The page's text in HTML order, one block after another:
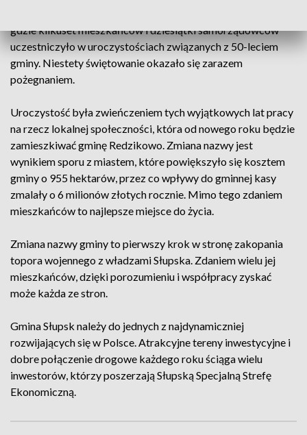
gdzie kilkuset mieszkańców i dziesiątki samorządowców
uczestniczyło w uroczystościach związanych z 50-leciem
gminy. Niestety świętowanie okazało się zarazem
pożegnaniem.
Uroczystość była zwieńczeniem tych wyjątkowych lat pracy
na rzecz lokalnej społeczności, która od nowego roku będzie
zamieszkiwać gminę Redzikowo. Zmiana nazwy jest
wynikiem sporu z miastem, które powiększyło się kosztem
gminy o 955 hektarów, przez co wpływy do gminnej kasy
zmalały o 6 milionów złotych rocznie. Mimo tego zdaniem
mieszkańców to najlepsze miejsce do życia.
Zmiana nazwy gminy to pierwszy krok w stronę zakopania
topora wojennego z władzami Słupska. Zdaniem wielu jej
mieszkańców, dzięki porozumieniu i współpracy zyskać
może każda ze stron.
Gmina Słupsk należy do jednych z najdynamiczniej
rozwijających się w Polsce. Atrakcyjne tereny inwestycyjne i
dobre połączenie drogowe każdego roku ściąga wielu
inwestorów, którzy poszerzają Słupską Specjalną Strefę
Ekonomiczną.